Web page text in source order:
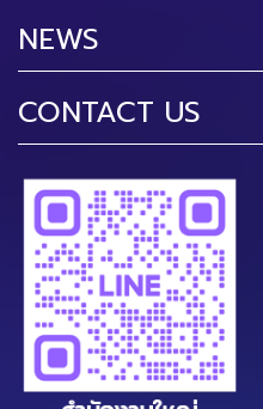
NEWS
CONTACT US